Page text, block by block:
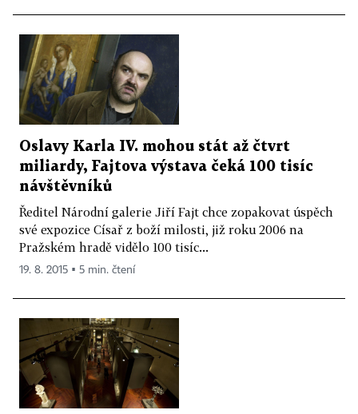
Oslavy Karla IV. mohou stát až čtvrt
miliardy, Fajtova výstava čeká 100 tisíc
návštěvníků
Ředitel Národní galerie Jiří Fajt chce zopakovat úspěch
své expozice Císař z boží milosti, již roku 2006 na
Pražském hradě vidělo 100 tisíc...
19. 8. 2015 ▪ 5 min. čtení